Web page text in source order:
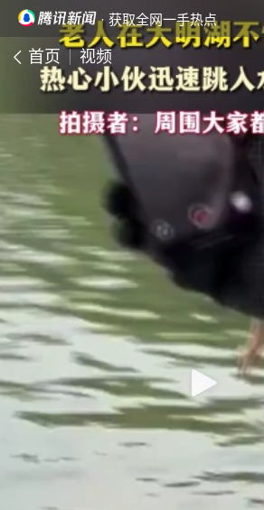
· 获取全网一手热点
首页 视频